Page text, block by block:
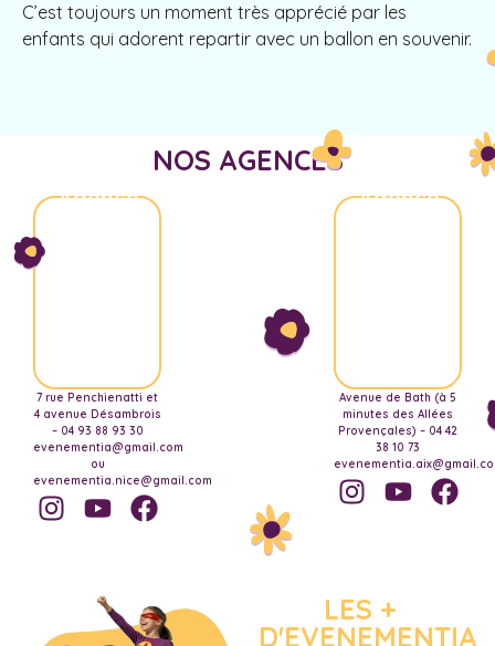
C’est toujours un moment très apprécié par les
enfants qui adorent repartir avec un ballon en souvenir.
NOS AGENCES
Agence
7 rue Penchienatti et
4 avenue Désambrois
– 04 93 88 93 30
evenementia@gmail.com
ou
evenementia.nice@gmail.com
Agence
Avenue de Bath (à 5
minutes des Allées
Provençales) – 04 42
38 10 73
LES +
D'EVENEMENTIA